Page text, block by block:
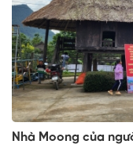
Nhà Moong của